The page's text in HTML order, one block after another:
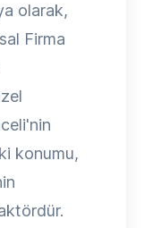
olarak,
Firma
konumu,